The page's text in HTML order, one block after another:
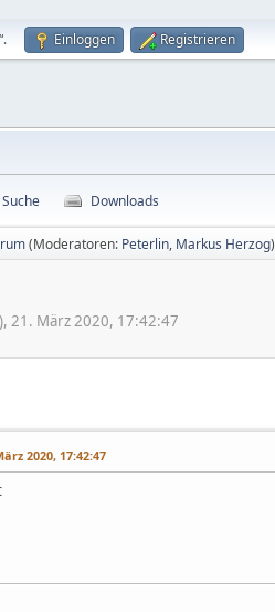
“. Einloggen Registrieren
Suche Downloads
(Moderatoren: Peterlin, Markus Herzog)
21. März 2020, 17:42:47
2020, 17:42:47